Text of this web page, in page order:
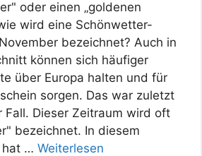
oder einen „goldenen
wird eine Schönwetter-
bezeichnet? Auch in
können sich häufiger
über Europa halten und für
sorgen. Das war zuletzt
Fall. Dieser Zeitraum wird oft
bezeichnet. In diesem
hat … Weiterlesen